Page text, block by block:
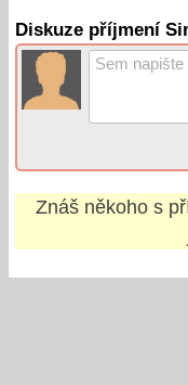
Diskuze příjmení
Znáš někoho s